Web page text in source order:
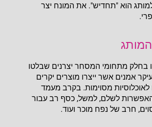
הוא "תחדיש". את המונח יצר
בחלק מתחומי המסחר יצרנים שבלטו
אמנים אשר ייצרו מוצרים יקרים
לאוכלוסיות מסוימות. בקרב מעמד
לשלם, למשל, כסף רב עבור
חרב של נפח מוכר ועוד.